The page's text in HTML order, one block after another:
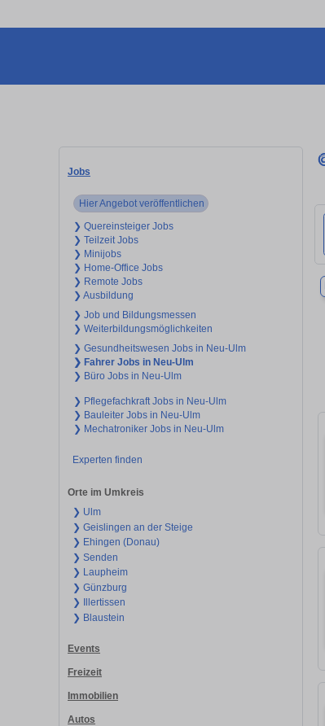
Jobs
Hier Angebot veröffentlichen
❯ Quereinsteiger Jobs
❯ Teilzeit Jobs
❯ Minijobs
❯ Home-Office Jobs
❯ Remote Jobs
❯ Ausbildung
❯ Job und Bildungsmessen
❯ Weiterbildungsmöglichkeiten
❯ Gesundheitswesen Jobs in Neu-Ulm
❯ Fahrer Jobs in Neu-Ulm
❯ Büro Jobs in Neu-Ulm
❯ Pflegefachkraft Jobs in Neu-Ulm
❯ Bauleiter Jobs in Neu-Ulm
❯ Mechatroniker Jobs in Neu-Ulm
Experten finden
Orte im Umkreis
❯ Ulm
❯ Geislingen an der Steige
❯ Ehingen (Donau)
❯ Senden
❯ Laupheim
❯ Günzburg
❯ Illertissen
❯ Blaustein
Events
Freizeit
Immobilien
Autos